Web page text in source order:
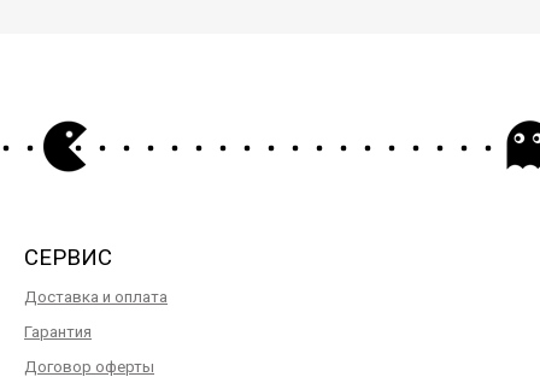
СЕРВИС
Доставка и оплата
Гарантия
Договор оферты